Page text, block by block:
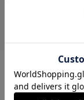
残り1点
09(9号) 在庫あり